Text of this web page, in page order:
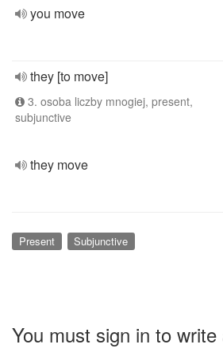
you move
they [to move]
3. osoba liczby mnogiej, present,
subjunctive
they move
Present Subjunctive
You must sign in to